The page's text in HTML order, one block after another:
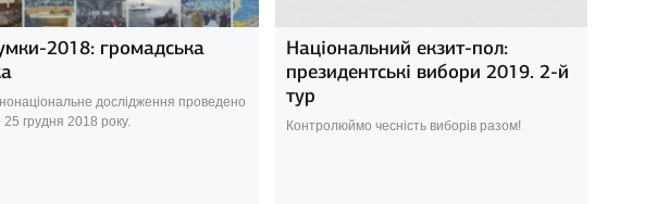
2018: громадська
дослідження проведено
грудня 2018 року.
Національний екзит-пол:
президентські вибори 2019. 2-й
тур
Контролюймо чесність виборів разом!